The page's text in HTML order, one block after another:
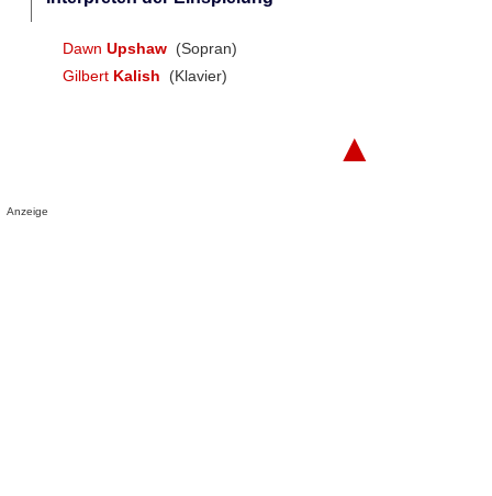
Dawn Upshaw (Sopran)
Gilbert Kalish (Klavier)
▲
Anzeige